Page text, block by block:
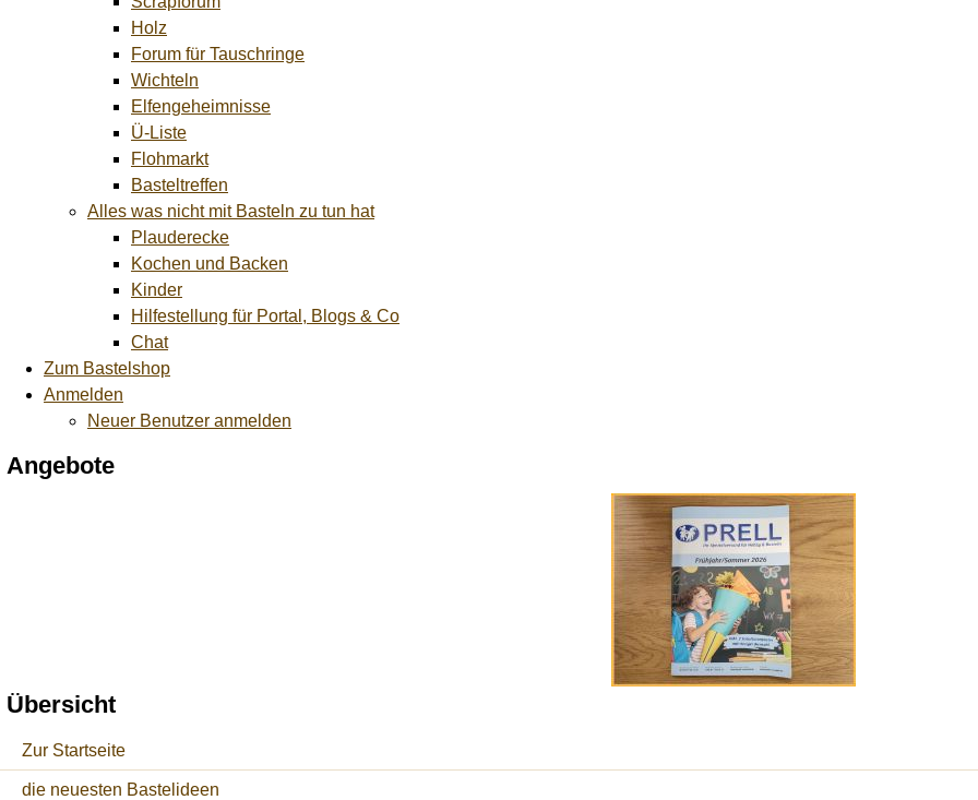
Holz
Forum für Tauschringe
Wichteln
Elfengeheimnisse
Ü-Liste
Flohmarkt
Basteltreffen
Alles was nicht mit Basteln zu tun hat
Plauderecke
Kochen und Backen
Kinder
Hilfestellung für Portal, Blogs & Co
Chat
Zum Bastelshop
Anmelden
Neuer Benutzer anmelden
Angebote
Übersicht
Zur Startseite
die neuesten Bastelideen